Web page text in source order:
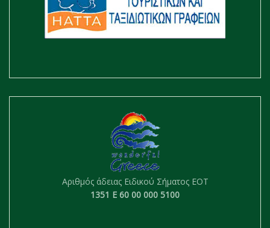
Αριθμός άδειας Ειδικού Σήματος ΕΟΤ
1351 Ε 60 00 000 5100